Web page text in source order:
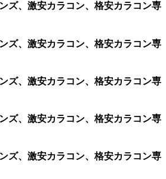
ズ、激安カラコン、格安カラコン専
ズ、激安カラコン、格安カラコン専
ズ、激安カラコン、格安カラコン専
ズ、激安カラコン、格安カラコン専
ズ、激安カラコン、格安カラコン専